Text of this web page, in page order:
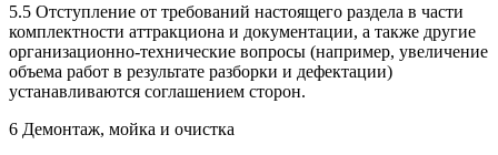
5.5 Отступление от требований настоящего раздела в части
комплектности аттракциона и документации, а также другие
организационно-технические вопросы (например, увеличение
объема работ в результате разборки и дефектации)
устанавливаются соглашением сторон.
6 Демонтаж, мойка и очистка